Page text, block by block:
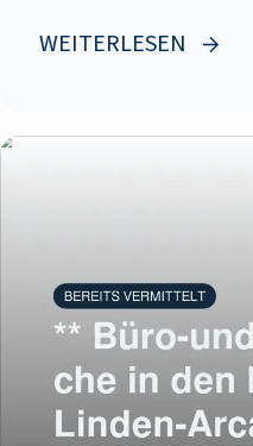
WEITERLESEN